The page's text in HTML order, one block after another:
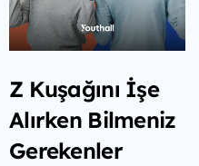
Z Kuşağını İşe
Alırken Bilmeniz
Gerekenler